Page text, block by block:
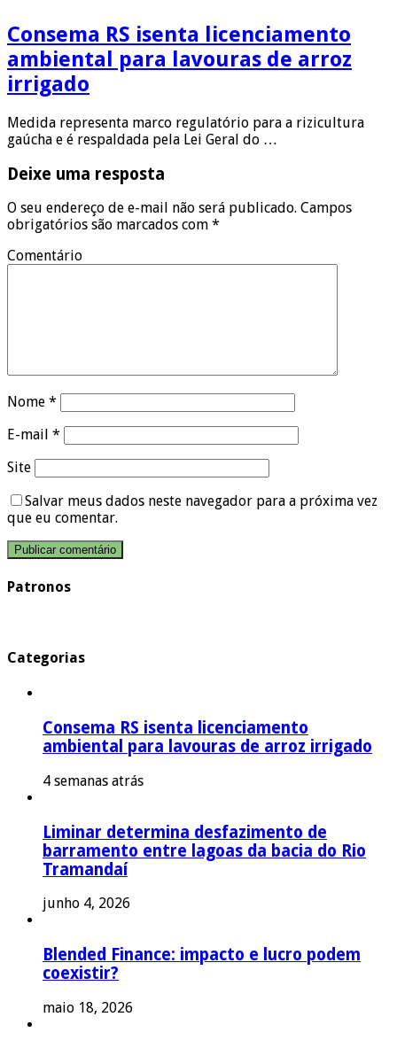
Consema RS isenta licenciamento
ambiental para lavouras de arroz
irrigado
Medida representa marco regulatório para a rizicultura
gaúcha e é respaldada pela Lei Geral do …
Deixe uma resposta
O seu endereço de e-mail não será publicado. Campos
obrigatórios são marcados com *
Comentário
Nome *
E-mail *
Site
Salvar meus dados neste navegador para a próxima vez
que eu comentar.
Patronos
Categorias
Consema RS isenta licenciamento
ambiental para lavouras de arroz irrigado
4 semanas atrás
Liminar determina desfazimento de
barramento entre lagoas da bacia do Rio
Tramandaí
junho 4, 2026
Blended Finance: impacto e lucro podem
coexistir?
maio 18, 2026